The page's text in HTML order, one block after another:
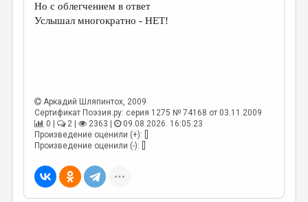
ДЕТСКАЯ КОМНАТА
ОБЪЯВЛЕНИЯ
КОЛОНКА РЕДАКТОРА
РЕДКОЛЛЕГИЯ
ОТ РЕДАКЦИИ
Но с облегчением в ответ
Услышал многократно - НЕТ!
Аркадий Шляпинтох, 2009
Сертификат Поэзия.ру: серия 1275 № 74168 от 03.11.2009
0 |
2 | 2363 |
09.08.2026. 16:05:23
Произведение оценили (+): []
Произведение оценили (-): []